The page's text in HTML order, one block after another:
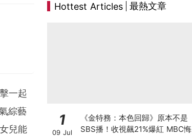
一起
綜藝
兒能
Hottest Articles 最熱文章
1
09 Jul
《金特務：本色回歸》原本不是
SBS播！收視飆21%爆紅 MBC悔